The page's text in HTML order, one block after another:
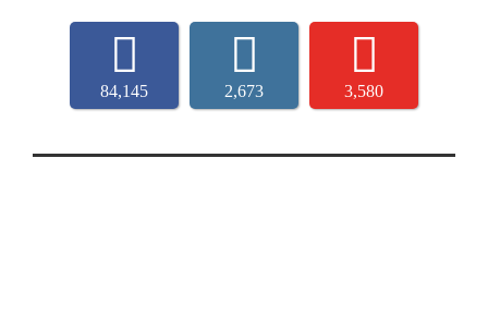
84,145 2,673 3,580